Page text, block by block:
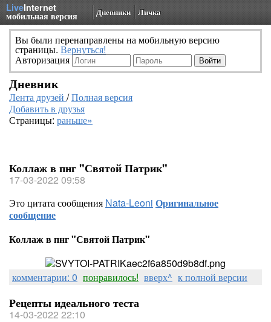
LiveInternet
мобильная версия Дневники Личка
Вы были перенаправлены на мобильную версию
страницы. Вернуться!
Авторизация
Дневник
Лента друзей /Полная версия
Добавить в друзья
Страницы: раньше»
Коллаж в пнг "Святой Патрик"
17-03-2022 09:58
Это цитата сообщения Nata-Leoni Оригинальное
сообщение
Коллаж в пнг "Святой Патрик"
комментарии: 0 понравилось! вверх^ к полной версии
Рецепты идеального теста
14-03-2022 22:10